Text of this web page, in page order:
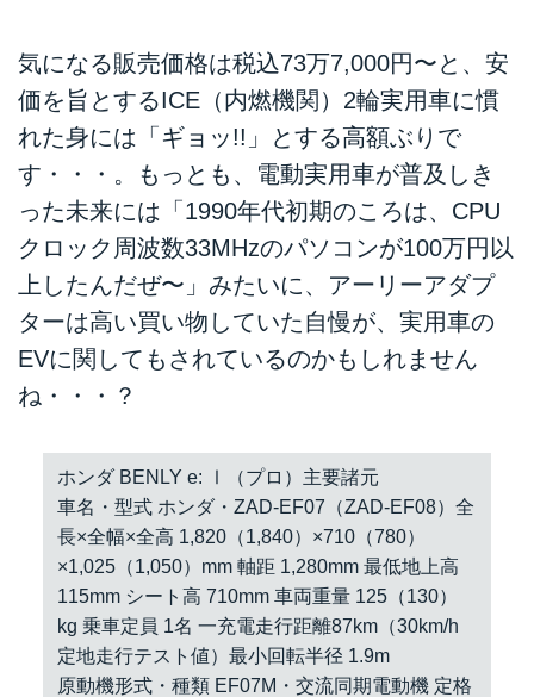
気になる販売価格は税込73万7,000円〜と、安
価を旨とするICE（内燃機関）2輪実用車に慣
れた身には「ギョッ!!」とする高額ぶりで
す・・・。もっとも、電動実用車が普及しき
った未来には「1990年代初期のころは、CPU
クロック周波数33MHzのパソコンが100万円以
上したんだぜ〜」みたいに、アーリーアダプ
ターは高い買い物していた自慢が、実用車の
EVに関してもされているのかもしれません
ね・・・？
ホンダ BENLY e: Ⅰ（プロ）主要諸元
車名・型式 ホンダ・ZAD-EF07（ZAD-EF08）全
長×全幅×全高 1,820（1,840）×710（780）
×1,025（1,050）mm 軸距 1,280mm 最低地上高
115mm シート高 710mm 車両重量 125（130）
kg 乗車定員 1名 一充電走行距離87km（30km/h
定地走行テスト値）最小回転半径 1.9m
原動機形式・種類 EF07M・交流同期電動機 定格